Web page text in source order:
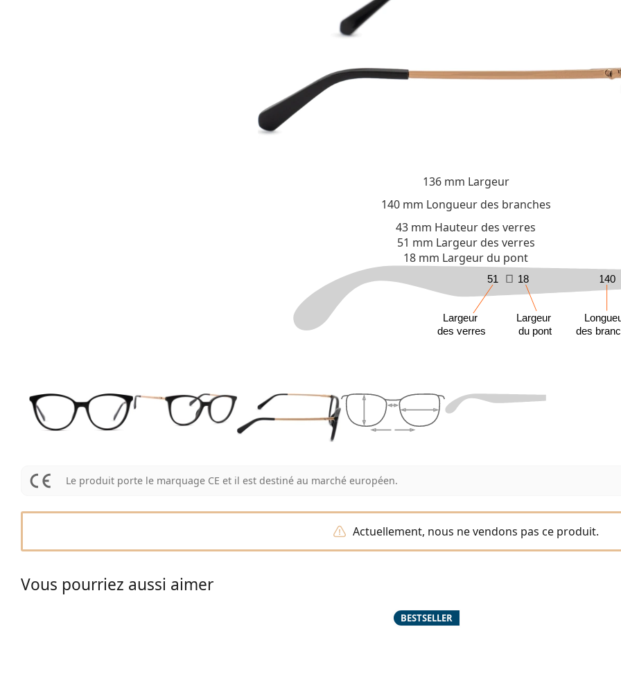
136 mm Largeur
140 mm Longueur des branches
43 mm Hauteur des verres
51 mm Largeur des verres
18 mm Largeur du pont
51 18 140
Largeur
des verres
Largeur
du pont
des
Le produit porte le marquage CE et il est destiné au marché européen.
Actuellement, nous ne vendons pas ce produit.
Vous pourriez aussi aimer
BESTSELLER